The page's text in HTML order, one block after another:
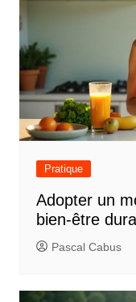
Pratique
Adopter un
bien-être
Pascal Cabus